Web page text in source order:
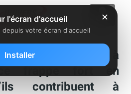
européenne à
frappe fort en
contribuent à
✕
l'écran d'accueil
depuis votre écran d'accueil
Installer